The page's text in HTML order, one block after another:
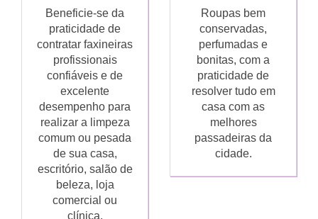
Beneficie-se da
praticidade de
contratar faxineiras
profissionais
confiáveis e de
excelente
desempenho para
realizar a limpeza
comum ou pesada
de sua casa,
escritório, salão de
beleza, loja
comercial ou
clínica.
Roupas bem
conservadas,
perfumadas e
bonitas, com a
praticidade de
resolver tudo em
casa com as
melhores
passadeiras da
cidade.